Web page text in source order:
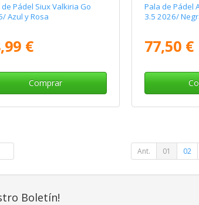
de Pádel Siux Valkiria Go
Azul y Rosa
€
Comprar
Pala de Pádel
3.5 2026/
77,50 €
Ant. 01 02
Boletín!